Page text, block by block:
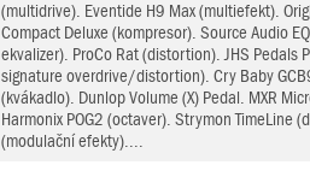
(multidrive). Eventide H9 Max (multiefekt).
Compact Deluxe (kompresor). Source Audio
ekvalizer). ProCo Rat (distortion). JHS Pedals
signature overdrive/distortion). Cry Baby
(kvákadlo). Dunlop Volume (X) Pedal. MXR
Harmonix POG2 (octaver). Strymon TimeLine
(modulační efekty)....